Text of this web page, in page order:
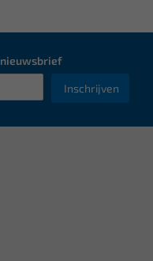
nieuwsbrief
Inschrijven